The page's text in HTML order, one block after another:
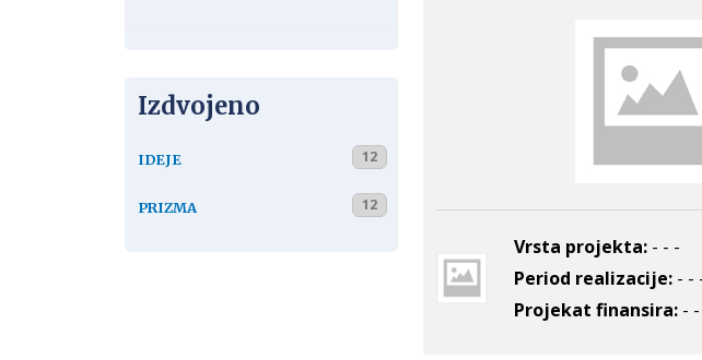
Izdvojeno
IDEJE 12
PRIZMA 12
Vrsta projekta: - - -
Period realizacije: - -
Projekat finansira: -